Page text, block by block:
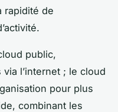
rapidité de
public,
l’internet ; le cloud
pour plus
combinant les